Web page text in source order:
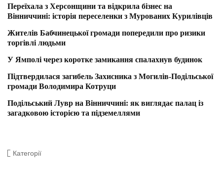
Переїхала з Херсонщини та відкрила бізнес на
Вінниччині: історія переселенки з Мурованих Курилівців
Жителів Бабчинецької громади попередили про ризики
торгівлі людьми
У Ямполі через коротке замикання спалахнув будинок
Підтвердилася загибель Захисника з Могилів-Подільської
громади Володимира Котруци
Подільський Лувр на Вінниччині: як виглядає палац із
загадковою історією та підземеллями
Категорії